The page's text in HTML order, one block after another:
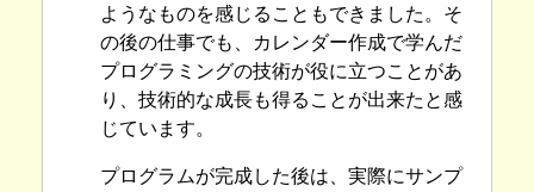
ようなものを感じることもできました。そ
の後の仕事でも、カレンダー作成で学んだ
プログラミングの技術が役に立つことがあ
り、技術的な成長も得ることが出来たと感
じています。
プログラムが完成した後は、実際にサンプ